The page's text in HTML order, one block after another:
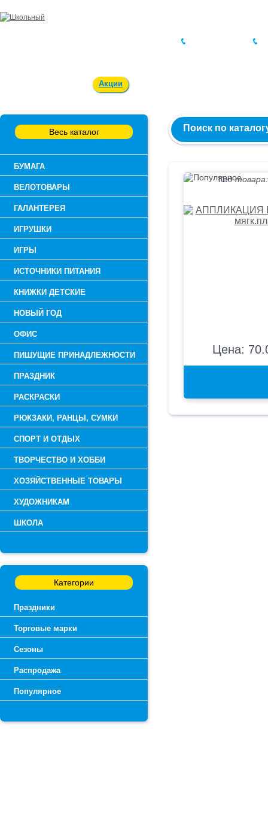
Акции
Весь каталог
БУМАГА
ВЕЛОТОВАРЫ
ГАЛАНТЕРЕЯ
ИГРУШКИ
ИГРЫ
ИСТОЧНИКИ ПИТАНИЯ
КНИЖКИ ДЕТСКИЕ
НОВЫЙ ГОД
ОФИС
ПИШУЩИЕ ПРИНАДЛЕЖНОСТИ
ПРАЗДНИК
РАСКРАСКИ
РЮКЗАКИ, РАНЦЫ, СУМКИ
СПОРТ И ОТДЫХ
ТВОРЧЕСТВО И ХОББИ
ХОЗЯЙСТВЕННЫЕ ТОВАРЫ
ХУДОЖНИКАМ
ШКОЛА
Категории
Праздники
Торговые марки
Сезоны
Распродажа
Популярное
Поиск по
Код
Цена: